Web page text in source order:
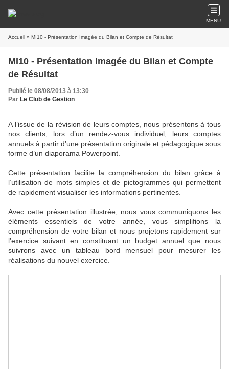
MENU
Accueil » MI10 - Présentation Imagée du Bilan et Compte de Résultat
MI10 - Présentation Imagée du Bilan et Compte
de Résultat
Publié le 08/08/2013 à 13:30
Par Le Club de Gestion
A l’issue de la révision de leurs comptes, nous présentons à tous
nos clients, lors d’un rendez-vous individuel, leurs comptes
annuels à partir d’une présentation originale et pédagogique sous
forme d’un diaporama Powerpoint.
Cette présentation facilite la compréhension du bilan grâce à
l’utilisation de mots simples et de pictogrammes qui permettent
de rapidement visualiser les informations pertinentes.
Avec cette présentation illustrée, nous vous communiquons les
éléments essentiels de votre année, vous simplifions la
compréhension de votre bilan et nous projetons rapidement sur
l’exercice suivant en constituant un budget annuel que nous
suivrons avec un tableau bord mensuel pour mesurer les
réalisations du nouvel exercice.